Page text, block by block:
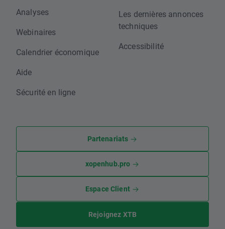
Analyses
Webinaires
Calendrier économique
Aide
Sécurité en ligne
Les dernières annonces
techniques
Accessibilité
Partenariats
xopenhub.pro
Espace Client
Rejoignez XTB